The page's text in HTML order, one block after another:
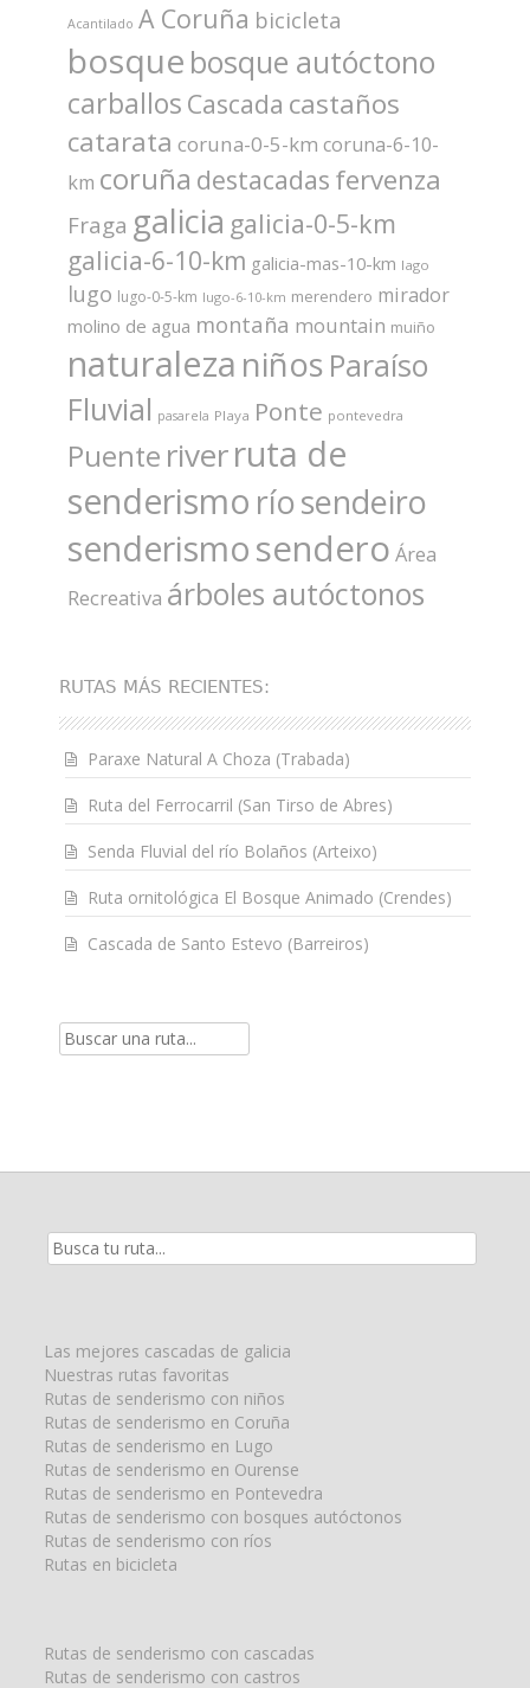
Acantilado A Coruña bicicleta
bosque bosque autóctono
carballos Cascada castaños
catarata coruna-0-5-km coruna-6-10-
km coruña destacadas fervenza
Fraga galicia galicia-0-5-km
galicia-6-10-km galicia-mas-10-km lago
lugo lugo-0-5-km lugo-6-10-km merendero mirador
molino de agua montaña mountain muiño
naturaleza niños Paraíso
Fluvial pasarela Playa Ponte pontevedra
Puente riverruta de
senderismo ríosendeiro
senderismosendero Área
Recreativa árboles autóctonos
RUTAS MÁS RECIENTES:
Paraxe Natural A Choza (Trabada)
Ruta del Ferrocarril (San Tirso de Abres)
Senda Fluvial del río Bolaños (Arteixo)
Ruta ornitológica El Bosque Animado (Crendes)
Cascada de Santo Estevo (Barreiros)
Resultados
Las mejores cascadas de galicia
Nuestras rutas favoritas
Rutas de senderismo con niños
Rutas de senderismo en Coruña
Rutas de senderismo en Lugo
Rutas de senderismo en Ourense
Rutas de senderismo en Pontevedra
Rutas de senderismo con bosques autóctonos
Rutas de senderismo con ríos
Rutas en bicicleta
Rutas de senderismo con cascadas
Rutas de senderismo con castros